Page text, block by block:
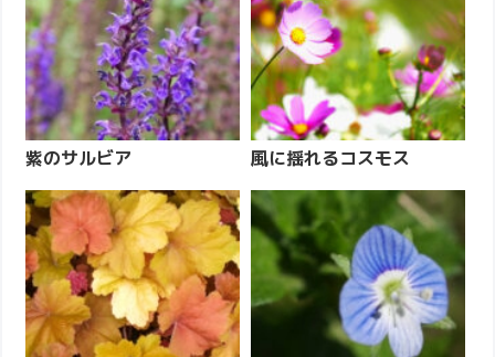
紫のサルビア 風に揺れるコスモス